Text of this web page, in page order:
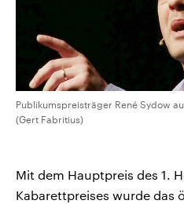
Publikumspreisträger René Sydow
(Gert Fabritius)
Mit dem Hauptpreis des 1.
Kabarettpreises wurde das